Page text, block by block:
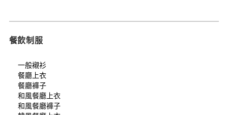
餐飲制服
一般襯衫
餐廳上衣
餐廳褲子
和風餐廳上衣
和風餐廳褲子